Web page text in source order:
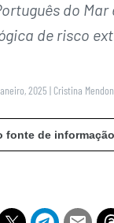
do
de risco
2025 | Cristina
fonte de